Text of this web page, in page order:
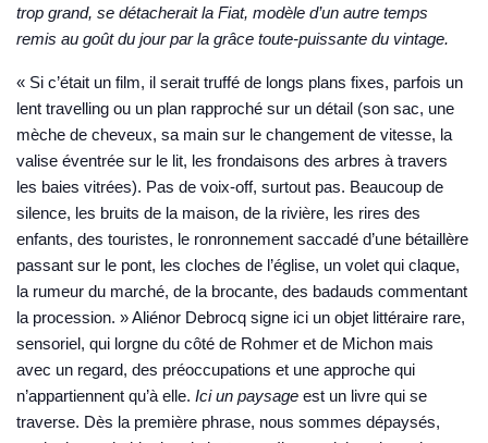
trop grand, se détacherait la Fiat, modèle d’un autre temps
remis au goût du jour par la grâce toute-puissante du vintage.
« Si c’était un film, il serait truffé de longs plans fixes, parfois un
lent travelling ou un plan rapproché sur un détail (son sac, une
mèche de cheveux, sa main sur le changement de vitesse, la
valise éventrée sur le lit, les frondaisons des arbres à travers
les baies vitrées). Pas de voix-off, surtout pas. Beaucoup de
silence, les bruits de la maison, de la rivière, les rires des
enfants, des touristes, le ronronnement saccadé d’une bétaillère
passant sur le pont, les cloches de l’église, un volet qui claque,
la rumeur du marché, de la brocante, des badauds commentant
la procession. » Aliénor Debrocq signe ici un objet littéraire rare,
sensoriel, qui lorgne du côté de Rohmer et de Michon mais
avec un regard, des préoccupations et une approche qui
n’appartiennent qu’à elle. Ici un paysage est un livre qui se
traverse. Dès la première phrase, nous sommes dépaysés,